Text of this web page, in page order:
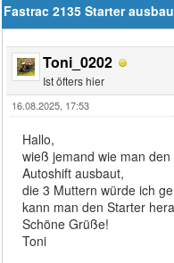
Fastrac 2135 Starter
Toni_0202
Ist öfters hier
16.08.2025, 17:53
Hallo,
wieß jemand wie man
Autoshift ausbaut,
die 3 Muttern würde ich
kann man den Starter
Schöne Grüße!
Toni